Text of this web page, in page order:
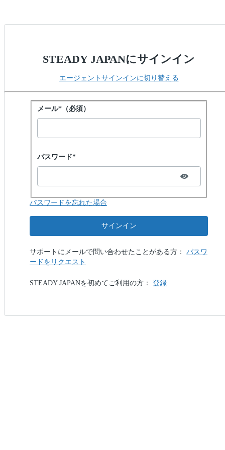
STEADY JAPANにサインイン
エージェントサインインに切り替える
パスワードでサインイン
メール*（必須）
Password hidden
パスワード*
パスワードを忘れた場合
サインイン
サポートにメールで問い合わせたことがある方：
パスワ
ードをリクエスト
STEADY JAPANを初めてご利用の方： 登録